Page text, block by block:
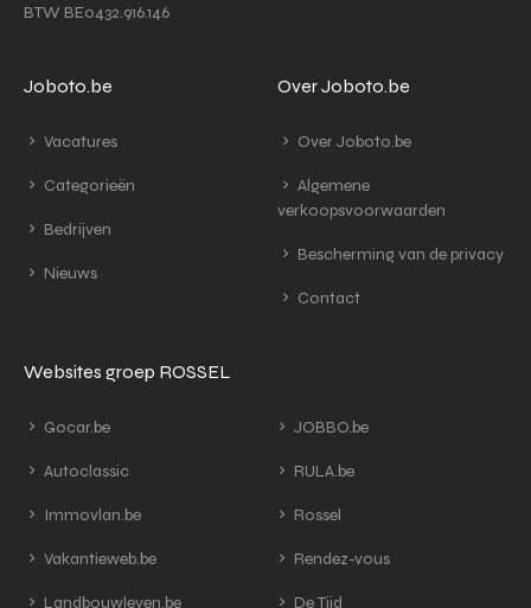
BTW BE0432.916.146
Joboto.be
Vacatures
Categorieën
Bedrijven
Nieuws
Over Joboto.be
Over Joboto.be
Algemene
verkoopsvoorwaarden
Bescherming van de privacy
Contact
Websites groep ROSSEL
Gocar.be
Autoclassic
Immovlan.be
Vakantieweb.be
Landbouwleven.be
JOBBO.be
RULA.be
Rossel
Rendez-vous
De Tijd